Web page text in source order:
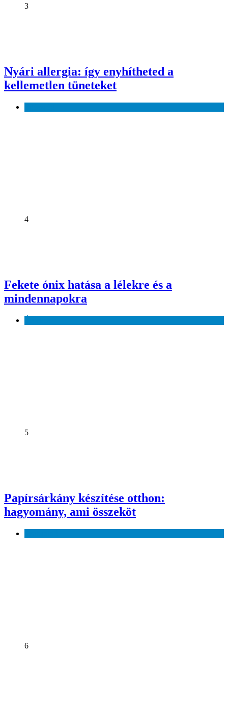
3
Nyári allergia: így enyhítheted a
kellemetlen tüneteket
4
Fekete ónix hatása a lélekre és a
mindennapokra
5
Papírsárkány készítése otthon:
hagyomány, ami összeköt
6